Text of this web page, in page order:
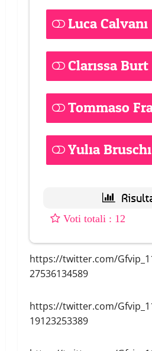
Luca Calvani
Clarissa Burt
Tommaso 2
Yulia Bruschi
: 12
https://twitter.com/
27536134589
https://twitter.com/
19123253389